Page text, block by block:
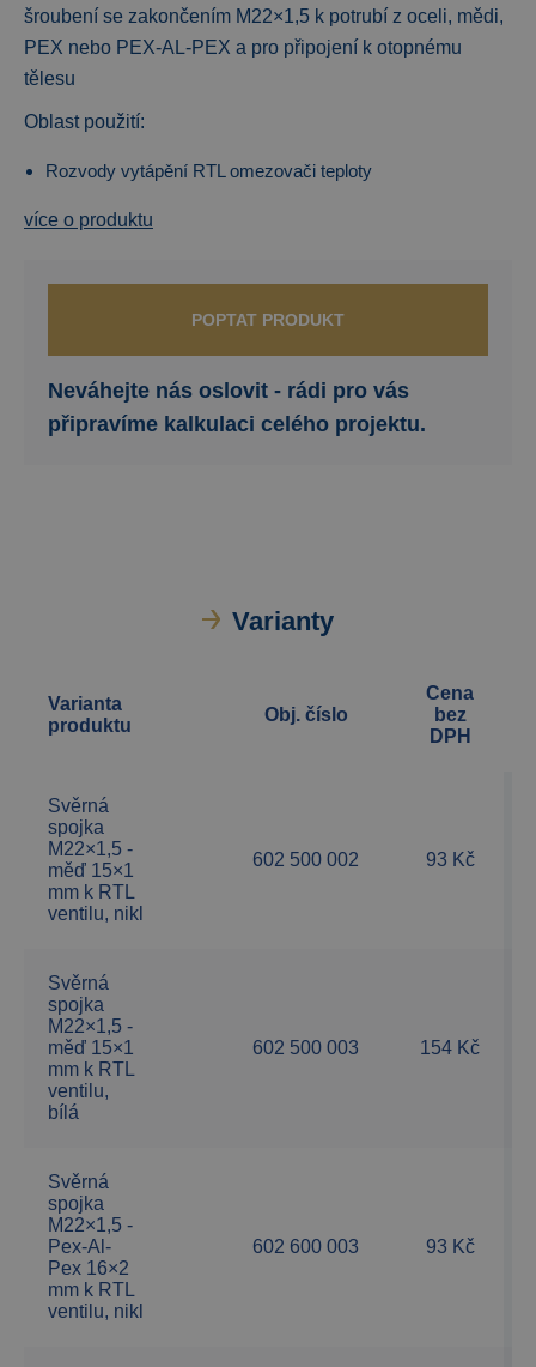
šroubení se zakončením M22×1,5 k potrubí z oceli, mědi,
PEX nebo PEX-AL-PEX a pro připojení k otopnému
tělesu
Oblast použití:
Rozvody vytápění RTL omezovači teploty
více o produktu
POPTAT PRODUKT
Neváhejte nás oslovit - rádi pro vás
připravíme kalkulaci celého projektu.
Varianty
Varianta
produktu
Obj. číslo
Cena
bez
DPH
Svěrná
spojka
M22×1,5 -
měď 15×1
mm k RTL
ventilu, nikl
602 500 002 93 Kč
Svěrná
spojka
M22×1,5 -
měď 15×1
mm k RTL
ventilu,
bílá
602 500 003 154 Kč
Svěrná
spojka
M22×1,5 -
Pex-Al-
Pex 16×2
mm k RTL
ventilu, nikl
602 600 003 93 Kč